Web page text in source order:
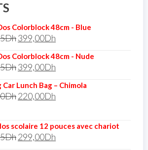
Colorblock 48cm - Blue
Dh399,00Dh
Colorblock 48cm - Nude
Dh399,00Dh
Car Lunch Bag – Chimola
Dh220,00Dh
scolaire 12 pouces avec chariot
Dh299,00Dh